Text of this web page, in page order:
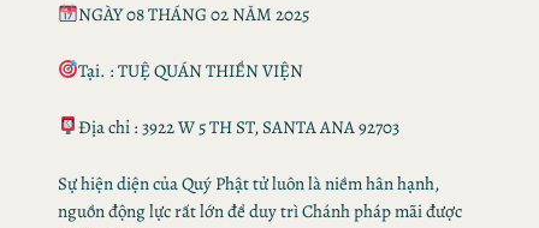
NGÀY 08 THÁNG 02 NĂM 2025
Tại. : TUỆ QUÁN THIỀN VIỆN
Địa chỉ : 3922 W 5 TH ST, SANTA ANA 92703
Sự hiện diện của Quý Phật tử luôn là niềm hân hạnh,
nguồn động lực rất lớn để duy trì Chánh pháp mãi được